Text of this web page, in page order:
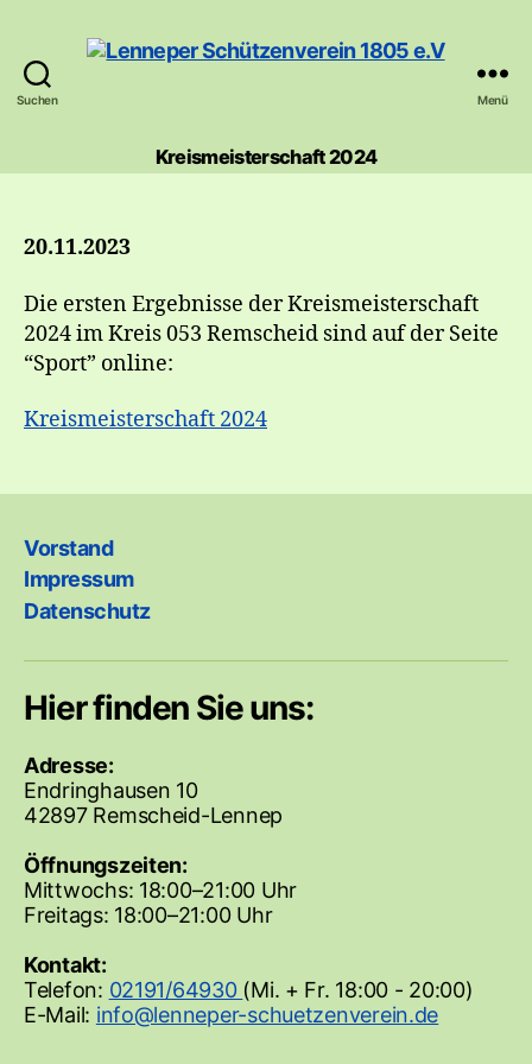
Suchen
Schützenverein
1805
Menü
Kreismeisterschaft 2024
20.11.2023
Die ersten Ergebnisse der Kreismeisterschaft
2024 im Kreis 053 Remscheid sind auf der Seite
“Sport” online:
Kreismeisterschaft 2024
Vorstand
Impressum
Datenschutz
Hier finden Sie uns:
Adresse:
Endringhausen 10
42897 Remscheid-Lennep
Öffnungszeiten:
Mittwochs: 18:00–21:00 Uhr
Freitags: 18:00–21:00 Uhr
Kontakt:
Telefon: 02191/64930 (Mi. + Fr. 18:00 - 20:00)
E-Mail: